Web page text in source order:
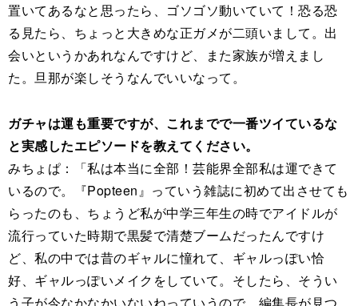
置いてあるなと思ったら、ゴソゴソ動いていて！恐る恐
る見たら、ちょっと大きめな正ガメが二頭いまして。出
会いというかあれなんですけど、また家族が増えまし
た。旦那が楽しそうなんでいいなって。
ガチャは運も重要ですが、これまでで一番ツイているな
と実感したエピソードを教えてください。
みちょぱ：「私は本当に全部！芸能界全部私は運できて
いるので。『Popteen』っていう雑誌に初めて出させても
らったのも、ちょうど私が中学三年生の時でアイドルが
流行っていた時期で黒髪で清楚ブームだったんですけ
ど、私の中では昔のギャルに憧れて、ギャルっぽい恰
好、ギャルっぽいメイクをしていて。そしたら、そうい